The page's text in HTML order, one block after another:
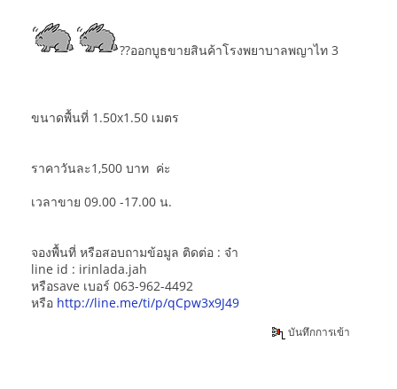
??ออกบูธขายสินค้าโรงพยาบาลพญาไท 3
ขนาดพื้นที่ 1.50x1.50 เมตร
ราคาวันละ1,500 บาท ค่ะ
เวลาขาย 09.00 -17.00 น.
จองพื้นที่ หรือสอบถามข้อมูล ติดต่อ : จ๋า
line id : irinlada.jah
หรือsave เบอร์ 063-962-4492
หรือ http://line.me/ti/p/qCpw3x9J49
บันทึกการเข้า